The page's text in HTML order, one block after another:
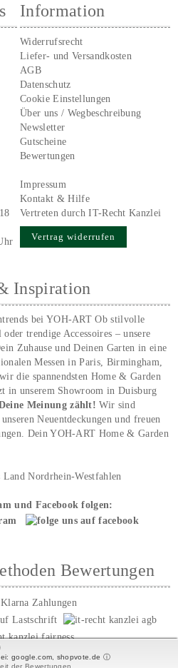
Information
Widerrufsrecht
Liefer- und Versandkosten
AGB
Datenschutz
Cookie Einstellungen
Über uns / Wegbeschreibung
Newsletter
Gutscheine
Bewertungen
Impressum
Kontakt & Hilfe
Vertreten durch IT-Recht Kanzlei
Vertrag widerrufen
Inspiration
bei YOH‑ART Ob stilvolle
trendige Accessoires – unsere
Zuhause und Deinen Garten in eine
Messen in Paris, Birmingham,
die spannendsten Home & Garden
in unserem Showroom in Duisburg
Meinung zählt!Wir sind
Neuentdeckungen und freuen
Dein YOH‑ART Home & Garden
Nordrhein-Westfahlen
und Facebook folgen:
Bewertungen
google.com, shopvote.de ⓘ
der Bewertungen